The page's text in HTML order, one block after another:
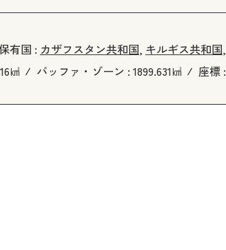
有国 : カザフスタン共和国, キルギス共和国,
㎢ バッファ・ゾーン : 1899.631㎢ 座標 :